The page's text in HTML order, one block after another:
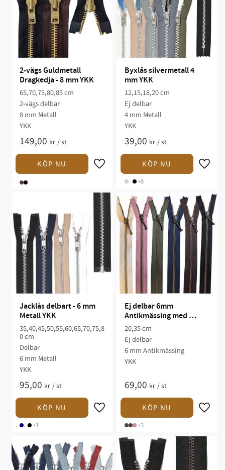
2-vägs Guldmetall
Dragkedja - 8 mm YKK
65,70,75,80,85 cm
2-vägs delbar
8 mm Metall
YKK
149,00 kr /st
Byxlås silvermetall 4
mm YKK
12,15,18,20 cm
Ej delbar
4 mm Metall
YKK
39,00 kr /st
+8
Jacklås delbart - 6 mm
Metall YKK
35,40,45,50,55,60,65,70,75,8
0 cm
Delbar
6 mm Metall
YKK
95,00 kr /st
+1
Ej delbar 6mm
Antikmässing med
droppe YKK
20,35 cm
Ej delbar
6 mm Antikmässing
YKK
69,00 kr /st
+3